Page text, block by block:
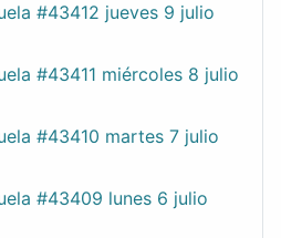
#43412 jueves 9 julio
#43411 miércoles 8 julio
#43410 martes 7 julio
#43409 lunes 6 julio